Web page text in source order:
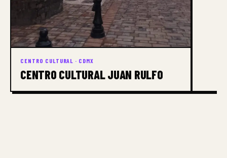
CENTRO CULTURAL · CDMX
CENTRO CULTURAL JUAN RULFO